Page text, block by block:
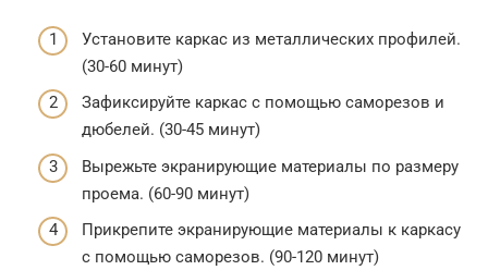
Установите каркас из металлических профилей.
(30-60 минут)
Зафиксируйте каркас с помощью саморезов и
дюбелей. (30-45 минут)
Вырежьте экранирующие материалы по размеру
проема. (60-90 минут)
Прикрепите экранирующие материалы к каркасу
с помощью саморезов. (90-120 минут)